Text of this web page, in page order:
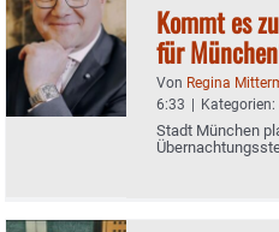
Kommt es
für
Von Regina
6:33 | Kategorien:
Stadt München